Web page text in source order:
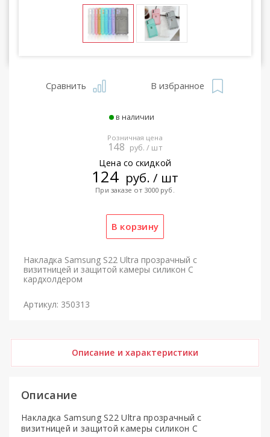
Сравнить В избранное
в наличии
Розничная цена
148 руб. / шт
Цена со скидкой
124 руб. / шт
При заказе от 3000 руб.
Накладка Samsung S22 Ultra прозрачный с
визитницей и защитой камеры силикон С
кардхолдером
Артикул: 350313
Описание и характеристики
Описание
Накладка Samsung S22 Ultra прозрачный с
визитницей и защитой камеры силикон С